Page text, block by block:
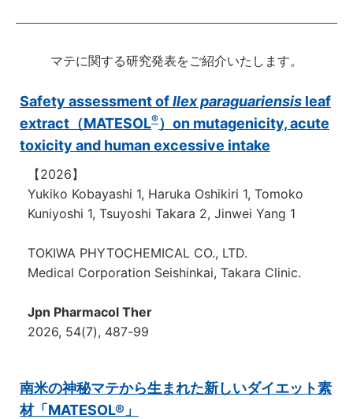
マテに関する研究発表をご紹介いたします。
Safety assessment ofIlex paraguariensis leaf
extract（MATESOL®）on mutagenicity, acute
toxicity and human excessive intake
【2026】
Yukiko Kobayashi 1, Haruka Oshikiri 1, Tomoko
Kuniyoshi 1, Tsuyoshi Takara 2, Jinwei Yang 1
TOKIWA PHYTOCHEMICAL CO., LTD.
Medical Corporation Seishinkai, Takara Clinic.
Jpn Pharmacol Ther
2026, 54(7), 487-99
南米の神秘マテから生まれた新しいダイエット素
材「MATESOL®」